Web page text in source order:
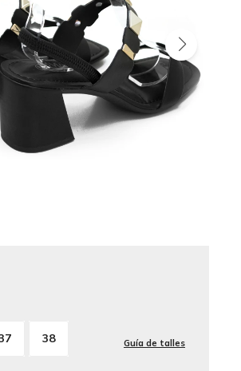
38 Guía de talles